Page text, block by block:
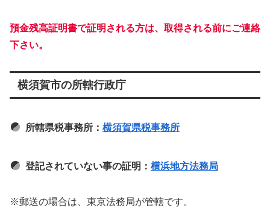
預金残高証明書で証明される方は、取得される前にご連絡
下さい。
横須賀市の所轄行政庁
所轄県税事務所： 横須賀県税事務所
登記されていない事の証明： 横浜地方法務局
※郵送の場合は、東京法務局が管轄です。